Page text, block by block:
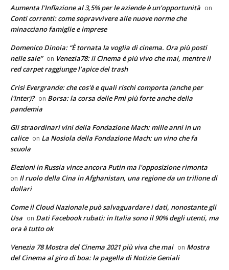
Aumenta l'Inflazione al 3,5% per le aziende è un’opportunità on
Conti correnti: come sopravvivere alle nuove norme che
minacciano famiglie e imprese
Domenico Dinoia: “È tornata la voglia di cinema. Ora più posti
nelle sale” on Venezia78: il Cinema è più vivo che mai, mentre il
red carpet raggiunge l’apice del trash
Crisi Evergrande: che cos'è e quali rischi comporta (anche per
l'Inter)? on Borsa: la corsa delle Pmi più forte anche della
pandemia
Gli straordinari vini della Fondazione Mach: mille anni in un
calice on La Nosiola della Fondazione Mach: un vino che fa
scuola
Elezioni in Russia vince ancora Putin ma l'opposizione rimonta
on Il ruolo della Cina in Afghanistan, una regione da un trilione di
dollari
Come il Cloud Nazionale può salvaguardare i dati, nonostante gli
Usa on Dati Facebook rubati: in Italia sono il 90% degli utenti, ma
ora è tutto ok
Venezia 78 Mostra del Cinema 2021 più viva che mai on Mostra
del Cinema al giro di boa: la pagella di Notizie Geniali